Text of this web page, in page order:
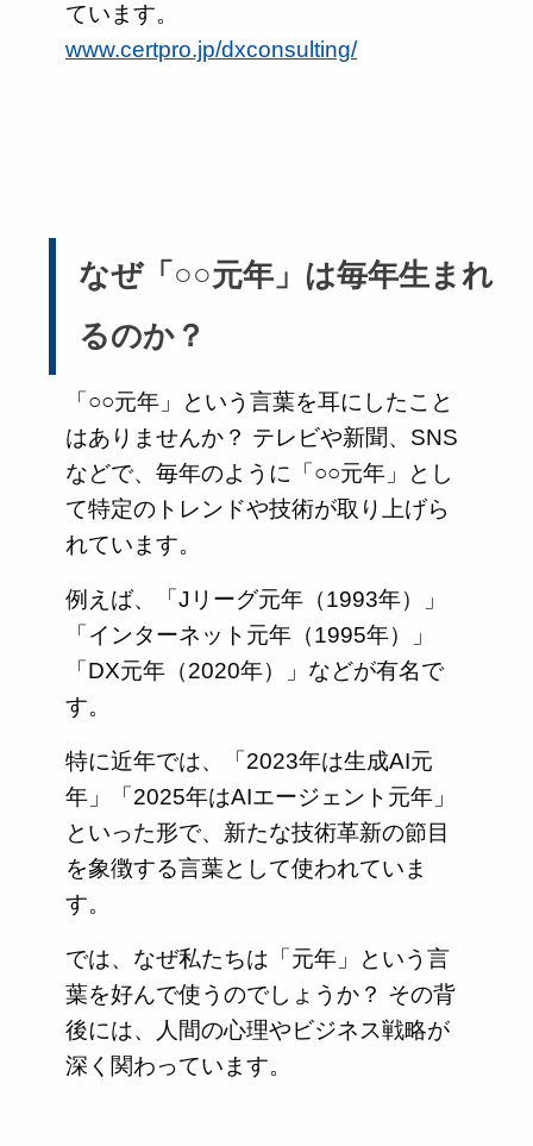
ています。
www.certpro.jp/dxconsulting/
なぜ「○○元年」は毎年生まれ
るのか？
「○○元年」という言葉を耳にしたこと
はありませんか？ テレビや新聞、SNS
などで、毎年のように「○○元年」とし
て特定のトレンドや技術が取り上げら
れています。
例えば、「Jリーグ元年（1993年）」
「インターネット元年（1995年）」
「DX元年（2020年）」などが有名で
す。
特に近年では、「2023年は生成AI元
年」「2025年はAIエージェント元年」
といった形で、新たな技術革新の節目
を象徴する言葉として使われていま
す。
では、なぜ私たちは「元年」という言
葉を好んで使うのでしょうか？ その背
後には、人間の心理やビジネス戦略が
深く関わっています。